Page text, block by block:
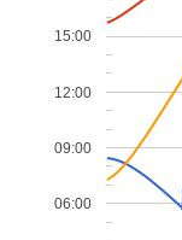
06:00
09:00
12:00
15:00